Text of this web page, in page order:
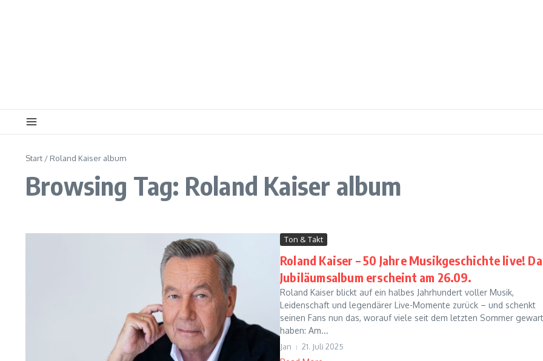
Start / Roland Kaiser album
Browsing Tag: Roland Kaiser album
Ton & Takt
Roland Kaiser – 50 Jahre Musikgeschichte live!
Jubiläumsalbum erscheint am 26.09.
Roland Kaiser blickt auf ein halbes Jahrhundert voller Musik,
Leidenschaft und legendärer Live-Momente zurück – und schenkt
seinen Fans nun das, worauf viele seit dem letzten Sommer
haben: Am...
Jan 21. Juli 2025